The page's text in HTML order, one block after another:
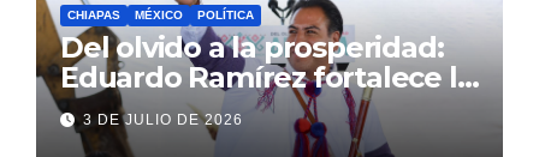
CHIAPAS MÉXICO POLÍTICA
Del olvido a la prosperidad:
Eduardo Ramírez fortalece la
transformación de Aldama
con inversión histórica
3 DE JULIO DE 2026